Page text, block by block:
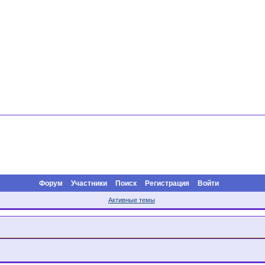
Форум Участники Поиск Регистрация Войти
Активные темы